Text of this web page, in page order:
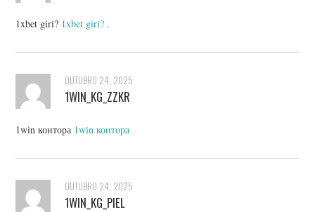
1xbet giri? 1xbet giri? .
OUTUBRO 24, 2025
1WIN_KG_ZZKR
1win контора 1win контора
OUTUBRO 24, 2025
1WIN_KG_PIEL